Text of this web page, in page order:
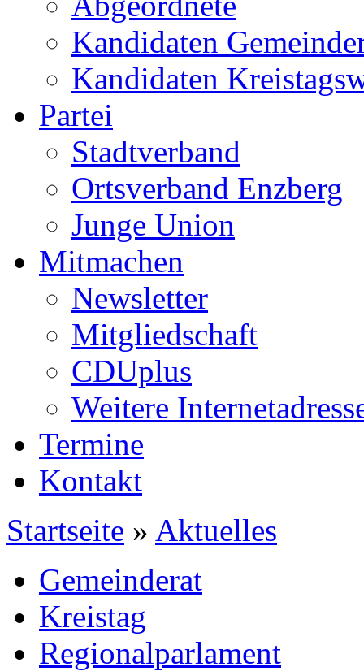
Kandidaten
Kandidaten
Partei
Stadtverband
Ortsverband Enzberg
Junge Union
Mitmachen
Newsletter
Mitgliedschaft
CDUplus
Weitere
Termine
Kontakt
Startseite » Aktuelles
Gemeinderat
Kreistag
Regionalparlament